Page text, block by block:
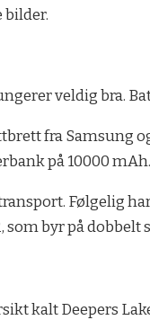
bilder.
veldig bra.
fra
på 10000 mAh.
Følgelig
byr på
kalt Deepers